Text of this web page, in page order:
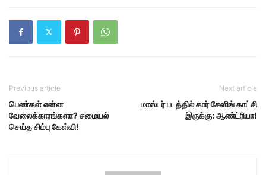
Previous article
பெண்கள் என்ன
வேலைக்காரங்களா? சமையல்
செய்த சிம்பு கேள்வி!
Next article
மாஸ்டர் படத்தில் கார் சேஸிங் காட்சி
இருக்கு: ஆண்ட்ரியா!